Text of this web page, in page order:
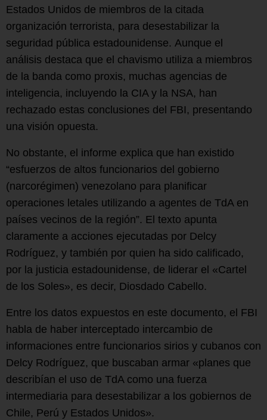
Estados Unidos de miembros de la citada
organización terrorista, para desestabilizar la
seguridad pública estadounidense. Aunque el
análisis destaca que el chavismo utiliza a miembros
de la banda como proxis, muchas agencias de
inteligencia, incluyendo la CIA y la NSA, han
rechazado estas conclusiones del FBI, presentando
una visión opuesta.
No obstante, el informe explica que han existido
“esfuerzos de altos funcionarios del gobierno
(narcorégimen) venezolano para planificar
operaciones letales utilizando a agentes de TdA en
países vecinos de la región”. El texto apunta
claramente a acciones ejecutadas por Delcy
Rodríguez, y también por quien ha sido calificado,
por la justicia estadounidense, de liderar el «Cartel
de los Soles», es decir, Diosdado Cabello.
Entre los datos expuestos en este documento, el FBI
habla de haber interceptado intercambio de
informaciones entre funcionarios sirios y cubanos con
Delcy Rodríguez, que buscaban armar «planes que
describían el uso de TdA como una fuerza
intermediaria para desestabilizar a los gobiernos de
Chile, Perú y Estados Unidos».